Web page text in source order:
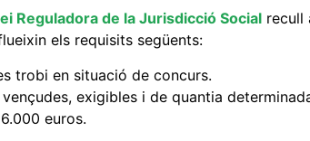
Reguladora de la Jurisdicció Social recull
els requisits següents:
trobi en situació de concurs.
exigibles i de quantia
euros.